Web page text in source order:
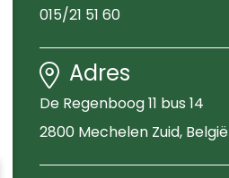
015/21 51 60
Adres
De Regenboog 11 bus 14
2800 Mechelen Zuid, België